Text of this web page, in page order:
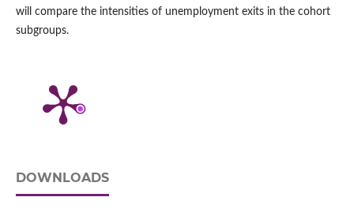
will compare the intensities of unemployment exits in the cohort
subgroups.
DOWNLOADS